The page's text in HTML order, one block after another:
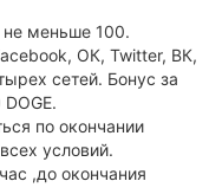
не меньше 100.
ОК, Twitter, ВК,
сетей. Бонус за
по окончании
условий.
,до окончания